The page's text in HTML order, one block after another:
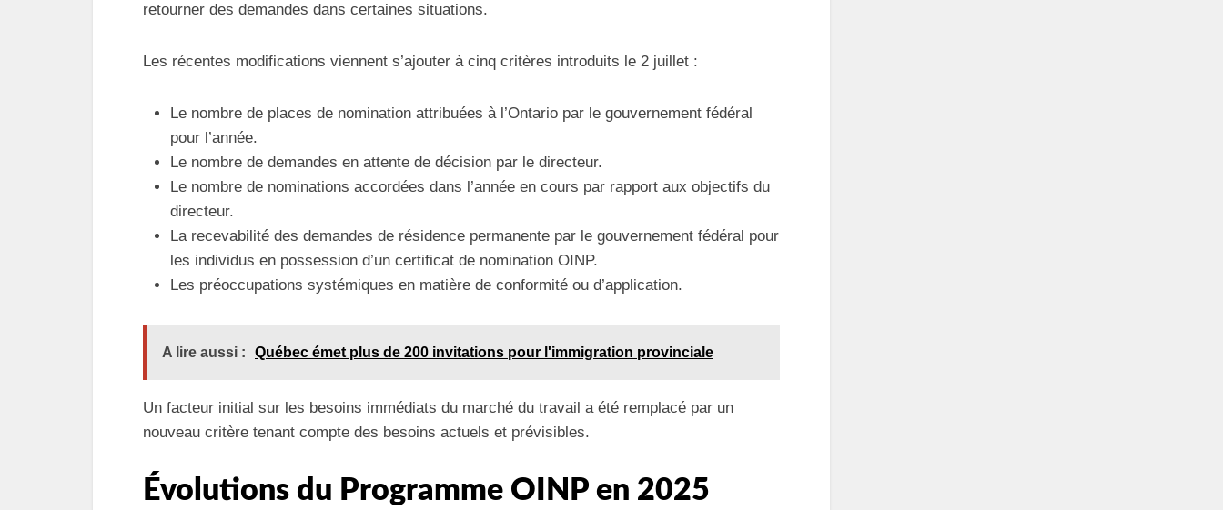
retourner des demandes dans certaines situations.
Les récentes modifications viennent s’ajouter à cinq critères introduits le 2 juillet :
Le nombre de places de nomination attribuées à l’Ontario par le gouvernement fédéral
pour l’année.
Le nombre de demandes en attente de décision par le directeur.
Le nombre de nominations accordées dans l’année en cours par rapport aux objectifs du
directeur.
La recevabilité des demandes de résidence permanente par le gouvernement fédéral pour
les individus en possession d’un certificat de nomination OINP.
Les préoccupations systémiques en matière de conformité ou d’application.
A lire aussi : Québec émet plus de 200 invitations pour l'immigration provinciale
Un facteur initial sur les besoins immédiats du marché du travail a été remplacé par un
nouveau critère tenant compte des besoins actuels et prévisibles.
Évolutions du Programme OINP en 2025